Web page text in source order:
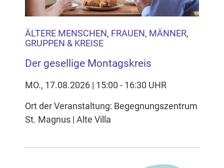
ÄLTERE MENSCHEN, FRAUEN, MÄNNER,
GRUPPEN & KREISE
Der gesellige Montagskreis
MO., 17.08.2026 | 15:00 - 16:30 UHR
Ort der Veranstaltung: Begegnungszentrum
St. Magnus | Alte Villa